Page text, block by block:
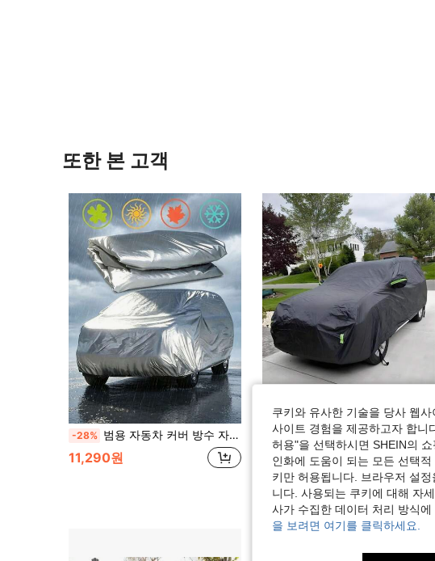
또한 본 고객
-28% 범용 자동차 커버 방수 자외선 차단 방진 방설 전신 보호, 실내외 사용 가능, UV 보호, 탄성 가장자리 및 보관 가방 포함, 세단 SUV 트럭 다양한 사이즈에 적합, 전천후 보호, 자외선 차단, 방수, 방진, 방풍, 긁힘 방지, 통기성 PEVA 소재 전신 자동차 커버 차고 및 주차장에 적합, 후방 거울 포켓이 있는 범용 사이즈
11,290원
-27% SUV 자동차 커버, 방수 야외 자동차 커버, 태양, 서리, 눈에 대한 전천후 보호, 겨울에 적합, SUV 및 야외 차량에 적합, 눈, 비, UV 및 먼지로부터 보호 - 반사 스트립 및 방풍 스트랩이 있는 프리미엄 전체 자동차 외부 커버, 블랙 190T 코팅 폴리에스터 자동차 커버, 방수, 자외선 차단, 폴리에스터 반사 스트립 포함, 어머니의 날 선물, 침실 장식, 정원, 주방 장식, 여름, 해변, 여행 필수품, 방 장식, 스퀴시, 졸업
5,490원
쿠키와 유사한 기술을 당사 웹
사이트 경험을 제공하고자 합니
허용"을 선택하시면 SHEIN의
인화에 도움이 되는 모든 선택
키만 허용됩니다. 브라우저 설
니다. 사용되는 쿠키에 대해 자
사가 수집한 데이터 처리 방식
을 보려면 여기를 클릭하세요.